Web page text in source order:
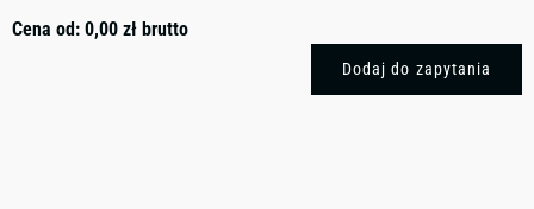
Cena od: 0,00 zł brutto
Dodaj do zapytania